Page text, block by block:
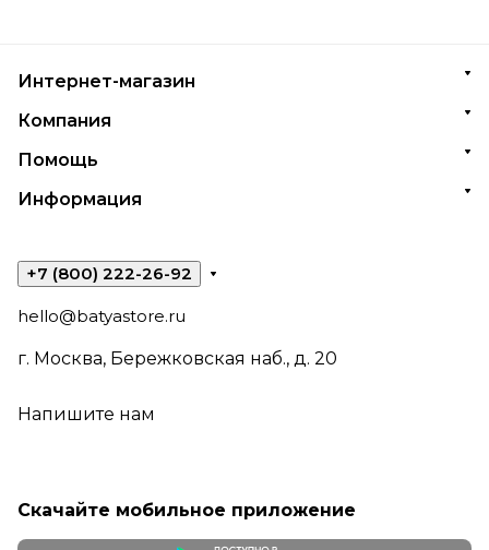
Интернет-магазин
Компания
Помощь
Информация
+7 (800) 222-26-92
hello@batyastore.ru
г. Москва, Бережковская наб., д. 20
Напишите нам
Скачайте мобильное приложение